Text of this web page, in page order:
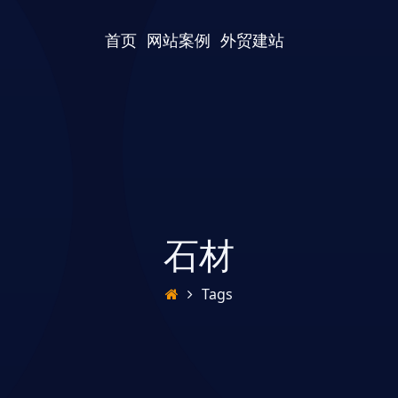
首页 网站案例 外贸建站
石材
Tags